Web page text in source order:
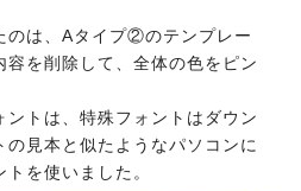
のは、Aタイプ②のテンプレー
容を削除して、全体の色をピン
ントは、特殊フォントはダウン
の見本と似たようなパソコンに
を使いました。